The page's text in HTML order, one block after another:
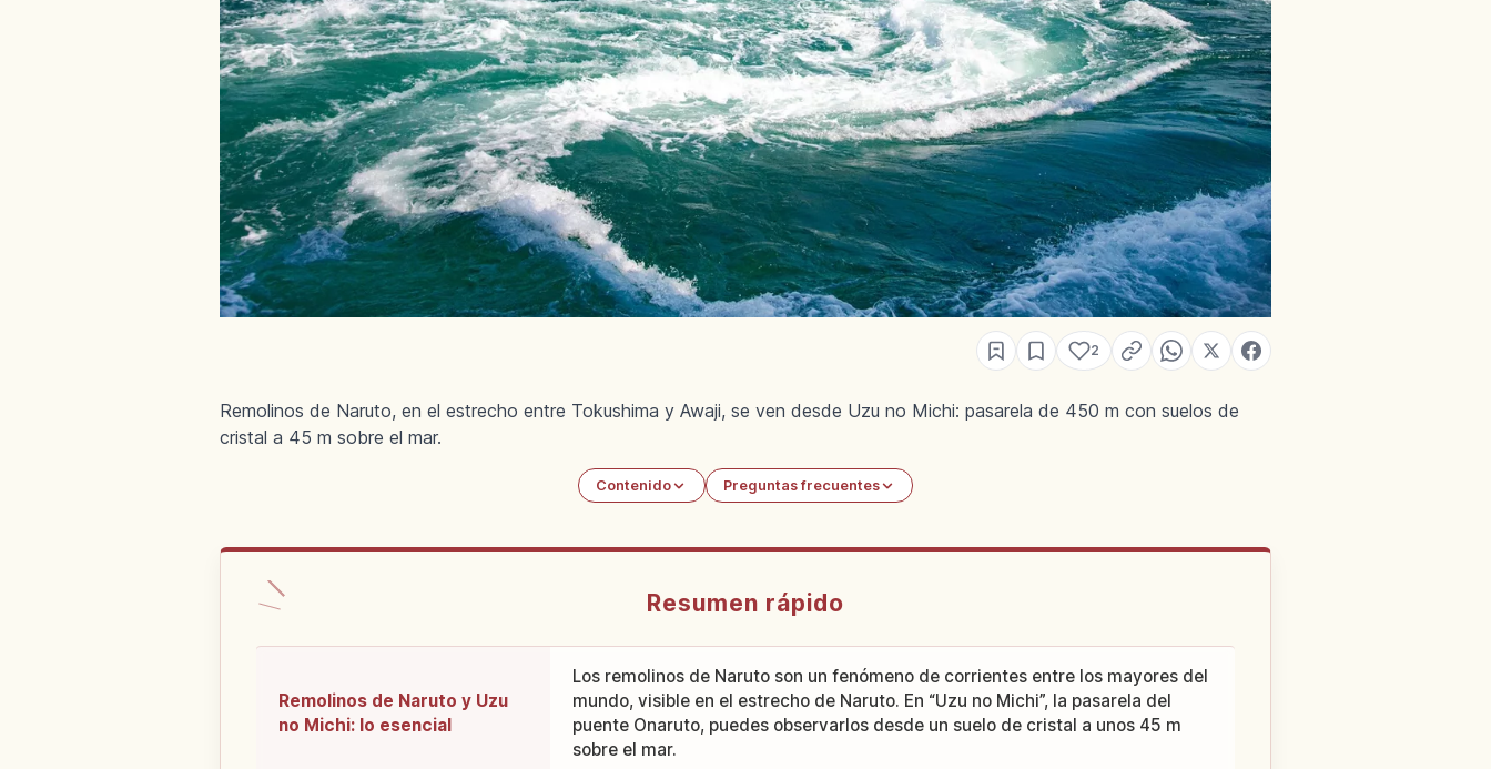
2
Remolinos de Naruto, en el estrecho entre Tokushima y Awaji, se ven desde Uzu no Michi: pasarela de 450 m con suelos de
cristal a 45 m sobre el mar.
Contenido Preguntas frecuentes
Resumen rápido
Remolinos de Naruto y Uzu
no Michi: lo esencial
Los remolinos de Naruto son un fenómeno de corrientes entre los mayores del
mundo, visible en el estrecho de Naruto. En “Uzu no Michi”, la pasarela del
puente Onaruto, puedes observarlos desde un suelo de cristal a unos 45 m
sobre el mar.